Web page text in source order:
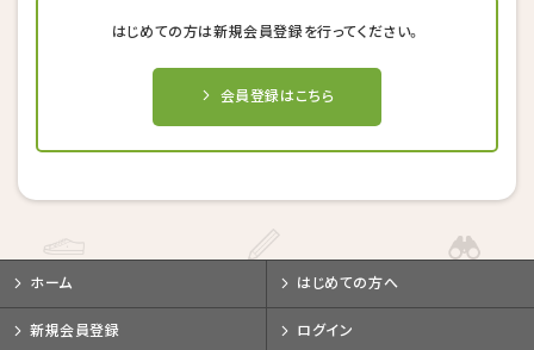
はじめての方は新規会員登録を行ってください。
会員登録はこちら
ホーム はじめての方へ
新規会員登録 ログイン